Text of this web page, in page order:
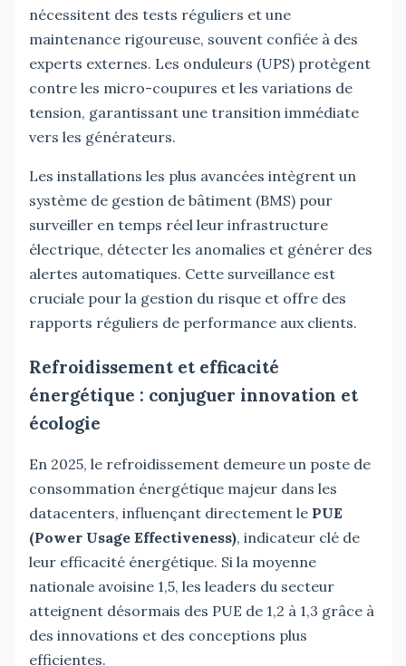
nécessitent des tests réguliers et une
maintenance rigoureuse, souvent confiée à des
experts externes. Les onduleurs (UPS) protègent
contre les micro-coupures et les variations de
tension, garantissant une transition immédiate
vers les générateurs.
Les installations les plus avancées intègrent un
système de gestion de bâtiment (BMS) pour
surveiller en temps réel leur infrastructure
électrique, détecter les anomalies et générer des
alertes automatiques. Cette surveillance est
cruciale pour la gestion du risque et offre des
rapports réguliers de performance aux clients.
Refroidissement et efficacité
énergétique : conjuguer innovation et
écologie
En 2025, le refroidissement demeure un poste de
consommation énergétique majeur dans les
datacenters, influençant directement le PUE
(Power Usage Effectiveness), indicateur clé de
leur efficacité énergétique. Si la moyenne
nationale avoisine 1,5, les leaders du secteur
atteignent désormais des PUE de 1,2 à 1,3 grâce à
des innovations et des conceptions plus
efficientes.